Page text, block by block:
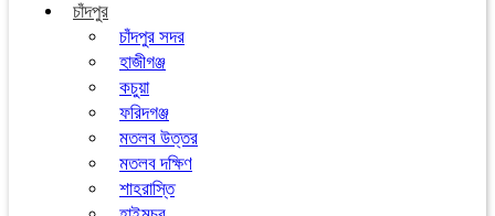
চাঁদপুর
চাঁদপুর সদর
হাজীগঞ্জ
কচুয়া
ফরিদগঞ্জ
মতলব উত্তর
মতলব দক্ষিণ
শাহরাস্তি